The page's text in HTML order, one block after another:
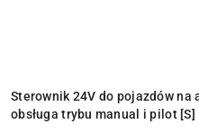
Sterownik 24V do pojazdów
obsługa trybu manual i pilot [S]